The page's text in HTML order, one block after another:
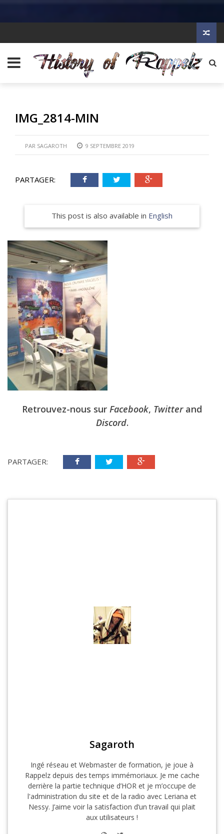
IMG_2814-MIN
PAR SAGAROTH 9 SEPTEMBRE 2019
PARTAGER:
This post is also available in English
Retrouvez-nous sur Facebook, Twitterand
Discord.
PARTAGER:
Sagaroth
Ingé réseau et Webmaster de formation, je joue à
Rappelz depuis des temps immémoriaux. Je me cache
derrière la partie technique d’HOR et je m’occupe de
l'administration du site et de la radio avec Leriana et
Nessy. J’aime voir la satisfaction d’un travail qui plait
aux utilisateurs !